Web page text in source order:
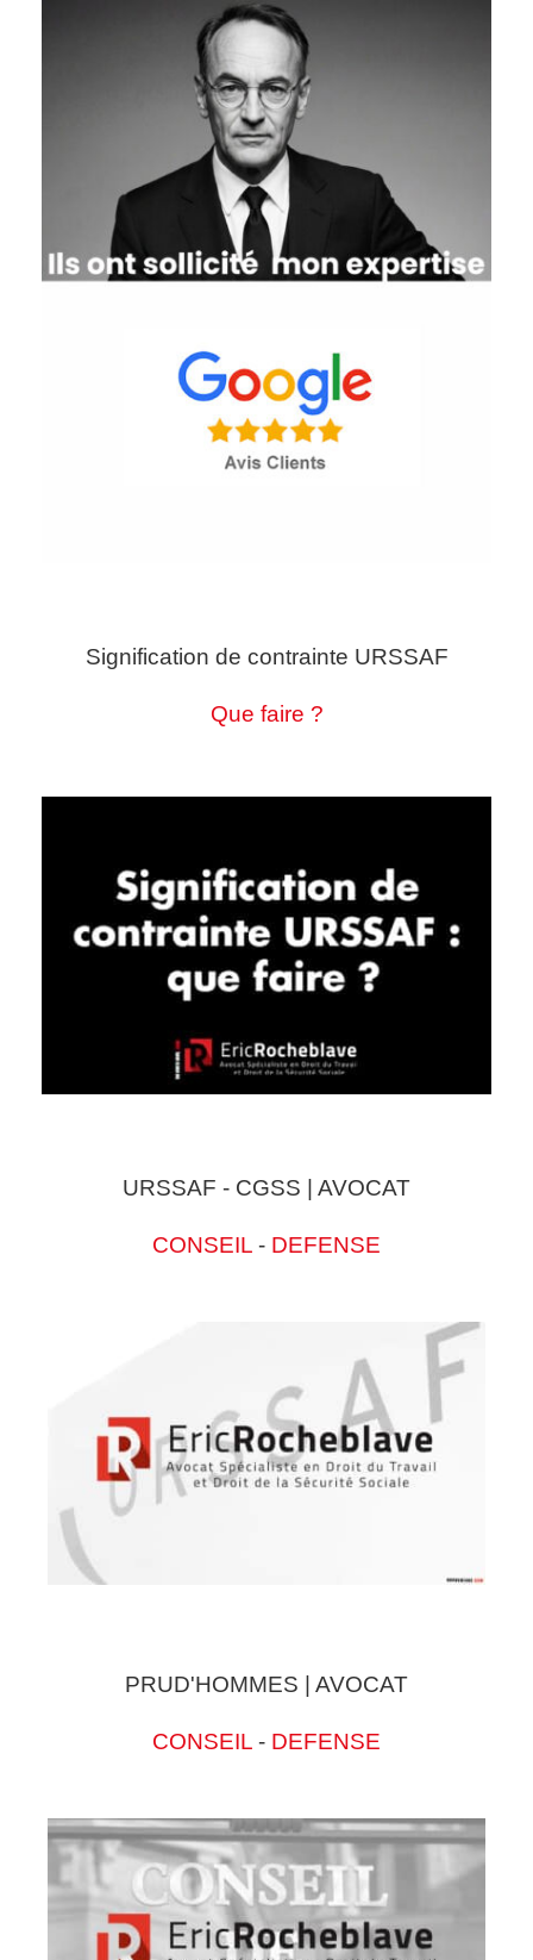
Signification de contrainte URSSAF
Que faire ?
URSSAF - CGSS | AVOCAT
CONSEIL - DEFENSE
PRUD'HOMMES | AVOCAT
CONSEIL - DEFENSE